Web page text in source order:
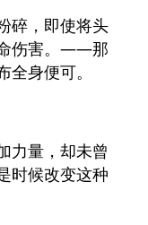
碎，即使将头
伤害。——那
身便可。
力量，却未曾
时候改变这种